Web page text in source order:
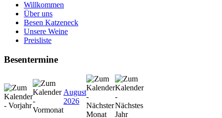
Willkommen
Über uns
Besen Katzeneck
Unsere Weine
Preisliste
Besentermine
August
2026